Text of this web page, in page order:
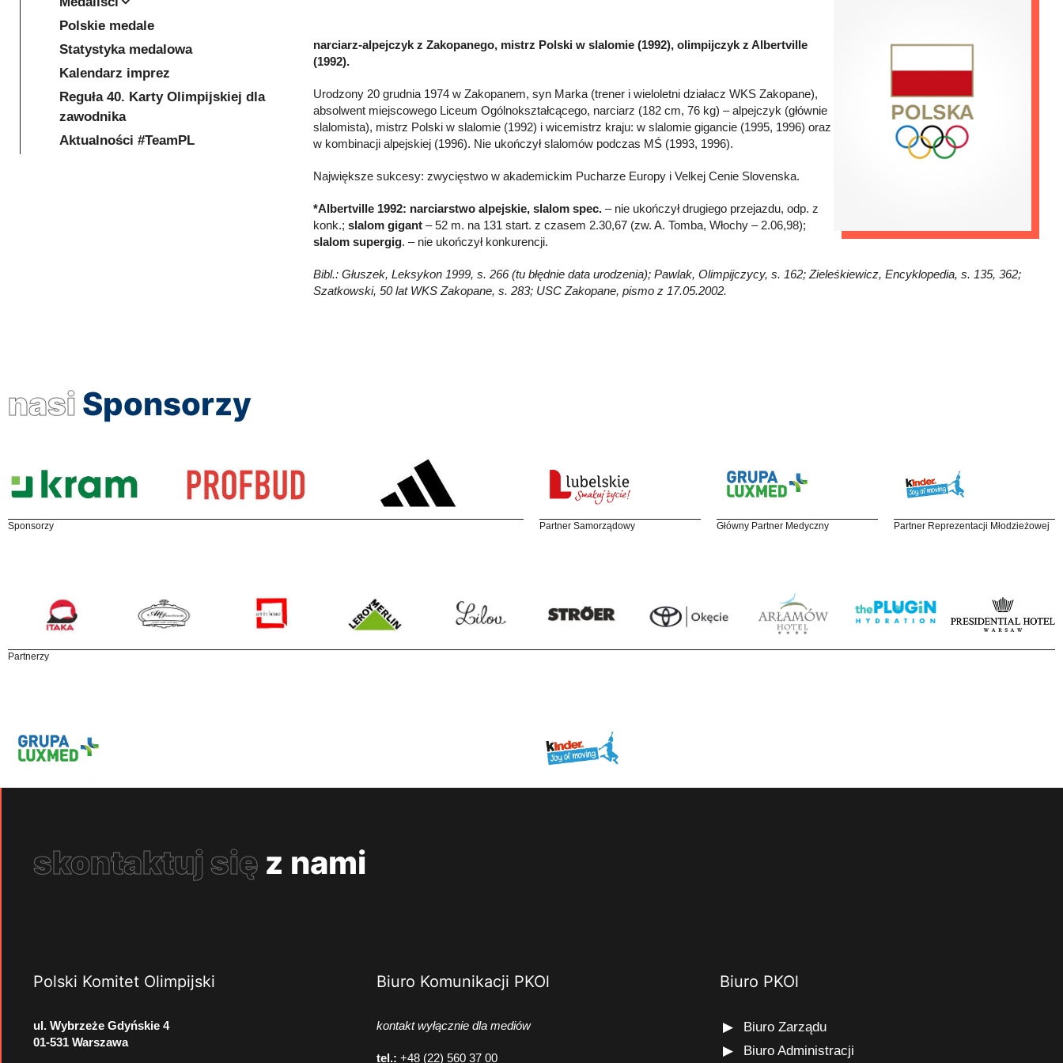
narciarz-alpejczyk z Zakopanego, mistrz Polski w slalomie (1992), olimpijczyk z Albertville
(1992).
Urodzony 20 grudnia 1974 w Zakopanem, syn Marka (trener i wieloletni działacz WKS Zakopane),
absolwent miejscowego Liceum Ogólnokształcącego, narciarz (182 cm, 76 kg) – alpejczyk (głównie
slalomista), mistrz Polski w slalomie (1992) i wicemistrz kraju: w slalomie gigancie (1995, 1996) oraz
w kombinacji alpejskiej (1996). Nie ukończył slalomów podczas MŚ (1993, 1996).
Największe sukcesy: zwycięstwo w akademickim Pucharze Europy i Velkej Cenie Slovenska.
*Albertville 1992: narciarstwo alpejskie, slalom spec. – nie ukończył drugiego przejazdu, odp. z
konk.; slalom gigant – 52 m. na 131 start. z czasem 2.30,67 (zw. A. Tomba, Włochy – 2.06,98);
slalom supergig. – nie ukończył konkurencji.
Bibl.: Głuszek, Leksykon 1999, s. 266 (tu błędnie data urodzenia); Pawlak, Olimpijczycy, s. 162; Zieleśkiewicz, Encyklopedia, s. 135, 362;
Szatkowski, 50 lat WKS Zakopane, s. 283; USC Zakopane, pismo z 17.05.2002.
Polskie medale
Statystyka medalowa
Kalendarz imprez
Reguła 40. Karty Olimpijskiej dla
zawodnika
Aktualności #TeamPL
nasi Sponsorzy
Sponsorzy Partner Samorządowy Główny Partner Medyczny Partner Reprezentacji Młodzieżowej
Partnerzy
skontaktuj się z nami
Polski Komitet Olimpijski
ul. Wybrzeże Gdyńskie 4
01-531 Warszawa
Biuro Komunikacji PKOl
kontakt wyłącznie dla mediów
tel.: +48 (22) 560 37 00
Biuro PKOl
Biuro Zarządu
Biuro Administracji